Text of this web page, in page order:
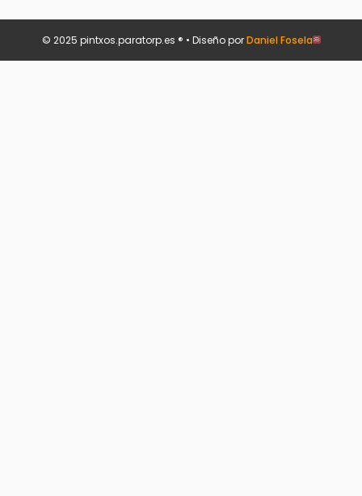
© 2025 pintxos.paratorp.es ® • Diseño porDaniel Fosela